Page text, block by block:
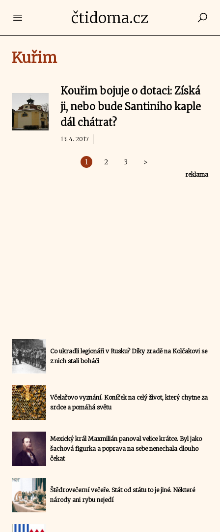
Open main menučtidoma.cz
Kuřim
Kouřim bojuje o dotaci: Získá
ji, nebo bude Santiniho kaple
dál chátrat?
13. 4. 2017
1 2 3 >
reklama
Co ukradli legionáři v Rusku? Díky zradě na Kolčakovi se
z nich stali boháči
Včelařovo vyznání. Koníček na celý život, který chytne za
srdce a pomáhá světu
Mexický král Maxmilián panoval velice krátce. Byl jako
šachová figurka a poprava na sebe nenechala dlouho
čekat
Štědrovečerní večeře. Stát od státu to je jiné. Některé
národy ani rybu nejedí